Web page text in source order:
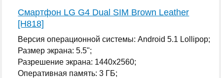
Смартфон LG G4 Dual SIM Brown Leather
[H818]
Версия операционной системы: Android 5.1 Lollipop;
Размер экрана: 5.5";
Разрешение экрана: 1440x2560;
Оперативная память: 3 ГБ;